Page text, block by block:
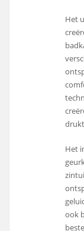
Het
Het
ook